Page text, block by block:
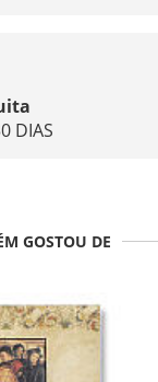
DIAS
GOSTOU DE